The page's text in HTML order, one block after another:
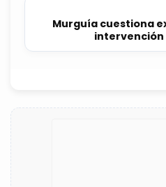
Murguía cuestiona
intervención
organizado como